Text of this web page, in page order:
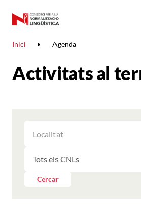
Inici Agenda
Activitats al
ELS
RESULTATS
LES
PER
LES
Cercar